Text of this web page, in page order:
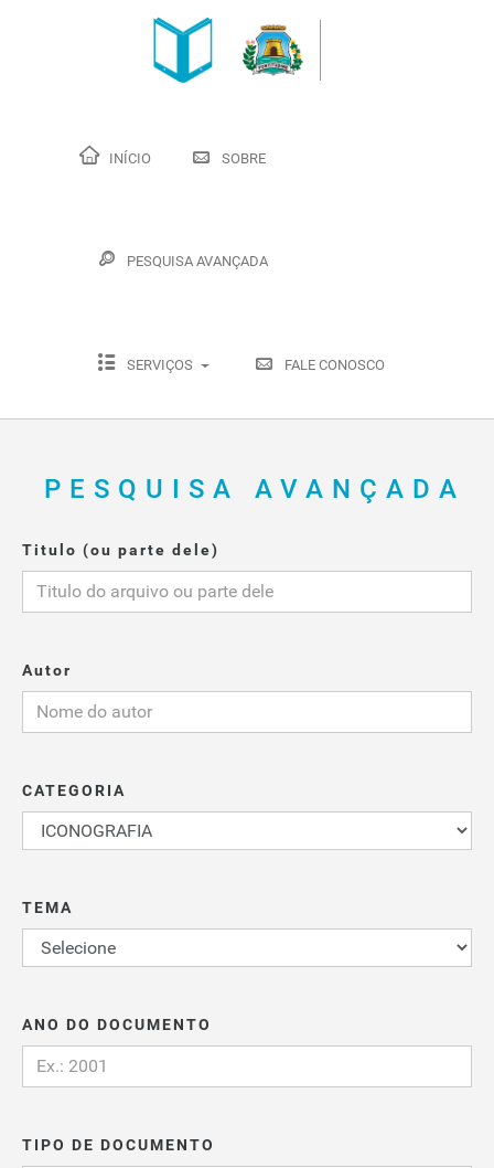
INÍCIO SOBRE
PESQUISA AVANÇADA
SERVIÇOS FALE CONOSCO
PESQUISA AVANÇADA
Titulo (ou parte dele)
Autor
CATEGORIA
TEMA
ANO DO DOCUMENTO
TIPO DE DOCUMENTO